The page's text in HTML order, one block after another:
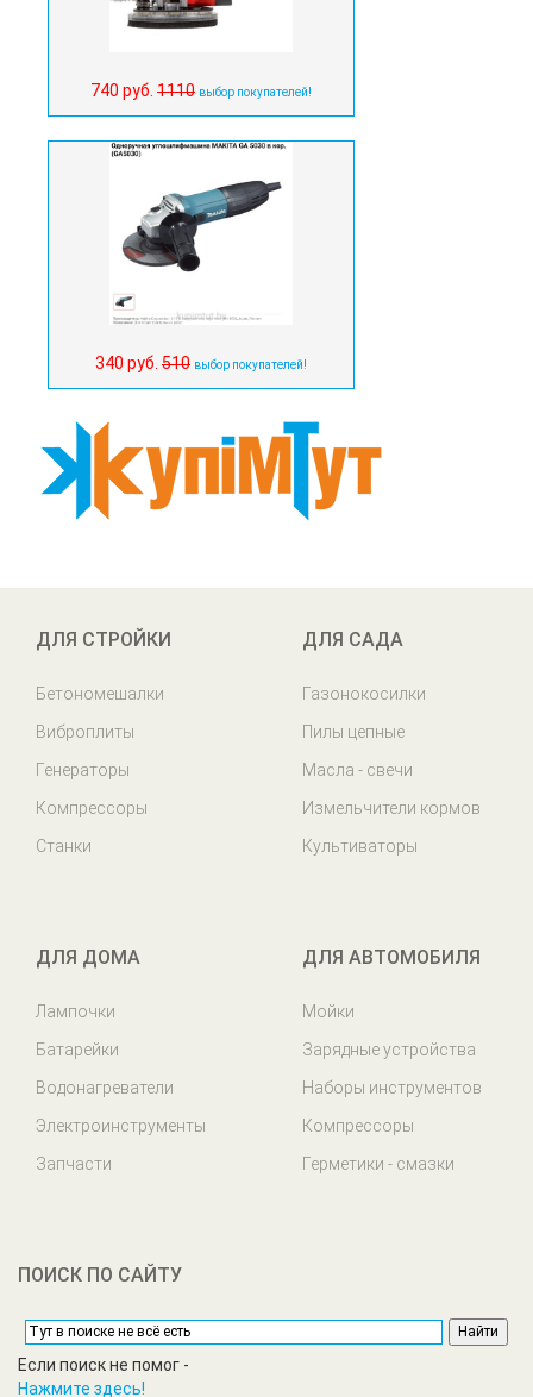
740 руб. 1110 выбор покупателей!
340 руб. 510 выбор покупателей!
ДЛЯ СТРОЙКИ
Бетономешалки
Виброплиты
Генераторы
Компрессоры
Станки
ДЛЯ САДА
Газонокосилки
Пилы цепные
Масла - свечи
Измельчители кормов
Культиваторы
ДЛЯ ДОМА
Лампочки
Батарейки
Водонагреватели
Электроинструменты
Запчасти
ДЛЯ АВТОМОБИЛЯ
Мойки
Зарядные устройства
Наборы инструментов
Компрессоры
Герметики - смазки
ПОИСК ПО САЙТУ
Если поиск не помог -
Нажмите здесь!